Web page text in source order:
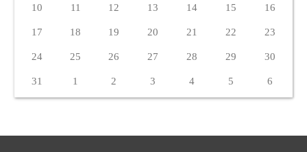
10 11 12 13 14 15 16
17 18 19 20 21 22 23
24 25 26 27 28 29 30
31 1 2 3 4 5 6